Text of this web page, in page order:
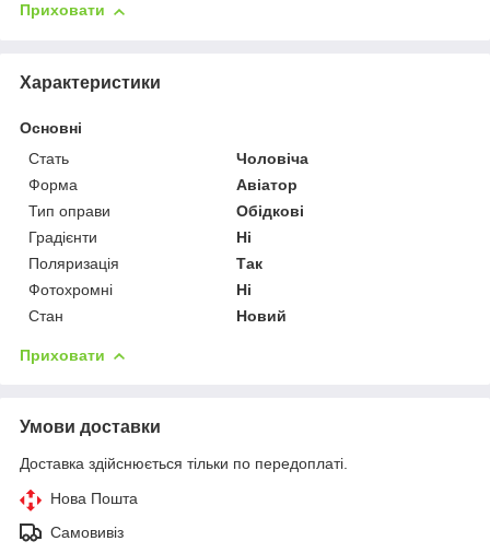
Приховати
Характеристики
Основні
Стать
Чоловіча
Форма
Авіатор
Тип оправи
Обідкові
Градієнти
Ні
Поляризація
Так
Фотохромні
Ні
Стан
Новий
Приховати
Умови доставки
Доставка здійснюється тільки по передоплаті.
Нова Пошта
Самовивіз